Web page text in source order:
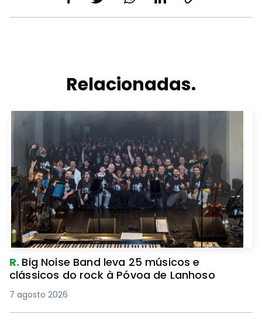
Relacionadas.
R. Big Noise Band leva 25 músicos e
clássicos do rock à Póvoa de Lanhoso
7 agosto 2026